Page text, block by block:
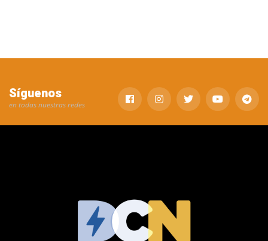
Síguenos
en todas nuestras redes